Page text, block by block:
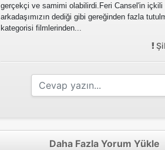
gerçekçi ve samimi olabilirdi.Feri Cansel'in içkili
arkadaşımızın dediği gibi gereğinden fazla
kategorisi filmlerinden...
Daha Fazla Yorum Yükle